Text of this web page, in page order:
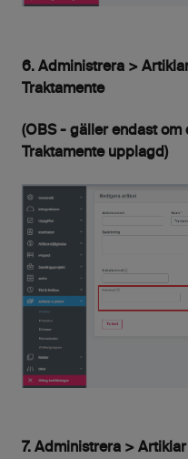
6. Administrera >
Traktamente
(OBS - gäller endast om
Traktamente upplagd)
7. Administrera >